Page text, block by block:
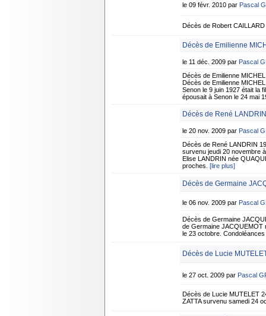
le 09 févr. 2010 par Pascal
Décès de Robert
Décès de Emilienne
le 11 déc. 2009 par Pascal
Décès de Emilienne
Décès de Emilienne
Senon le 9 juin 1927 était la
épousait à Senon le 24 mai
Décès de René
le 20 nov. 2009 par Pascal
Décès de René LANDRIN
survenu jeudi 20 novembre
Elise LANDRIN née
proches. [lire plus]
Décès de Germaine
le 06 nov. 2009 par Pascal
Décès de Germaine
de Germaine JACQUEMOT
le 23 octobre.
Décès de Lucie
le 27 oct. 2009 par Pascal
Décès de Lucie MUTELET
ZATTA survenu samedi 24